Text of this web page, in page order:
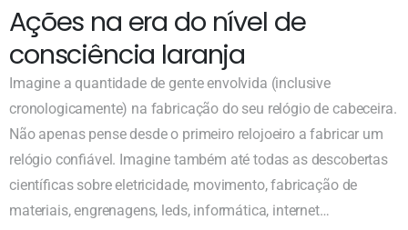
Ações na era do nível de
consciência laranja
Imagine a quantidade de gente envolvida (inclusive
cronologicamente) na fabricação do seu relógio de cabeceira.
Não apenas pense desde o primeiro relojoeiro a fabricar um
relógio confiável. Imagine também até todas as descobertas
científicas sobre eletricidade, movimento, fabricação de
materiais, engrenagens, leds, informática, internet…